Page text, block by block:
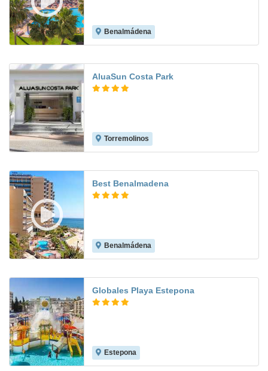
Benalmádena
AluaSun Costa Park
Torremolinos
Best Benalmadena
Benalmádena
Globales Playa Estepona
Estepona